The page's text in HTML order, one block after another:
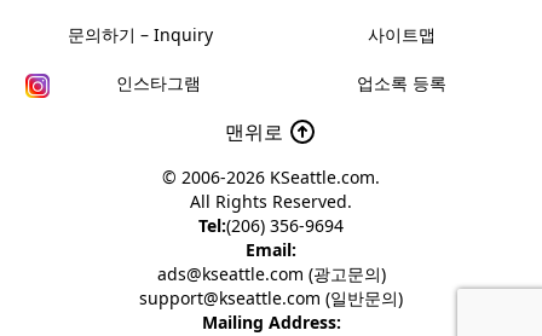
문의하기 – Inquiry 사이트맵
인스타그램 업소록 등록
맨위로
© 2006-2026 KSeattle.com.
All Rights Reserved.
Tel:(206) 356-9694
Email:
ads@kseattle.com (광고문의)
support@kseattle.com (일반문의)
Mailing Address: